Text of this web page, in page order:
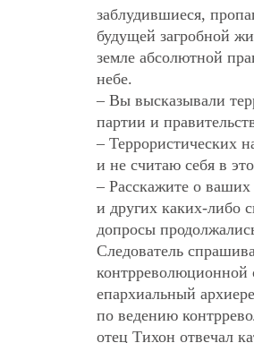
заблудившиеся,
будущей загробной
земле абсолютной
небе.
– Вы высказывали
партии и
– Террористических
и не считаю себя в
– Расскажите о
и других каких-либо
допросы
Следователь
контрреволюционной
епархиальный
по ведению
отец Тихон отвечал